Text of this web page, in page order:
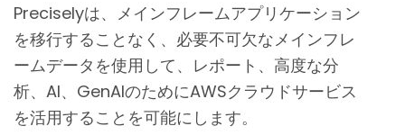
Preciselyは、メインフレームアプリケーション
を移行することなく、必要不可欠なメインフレ
ームデータを使用して、レポート、高度な分
析、AI、GenAIのためにAWSクラウドサービス
を活用することを可能にします。